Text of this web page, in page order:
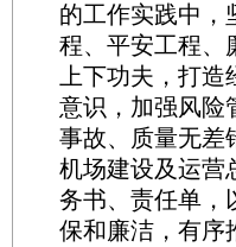
的工作实践中，
程、平安工程、
上下功夫，打
意识，加强风险
事故、质量无差
机场建设及运营
务书、责任单，
保和廉洁，有序